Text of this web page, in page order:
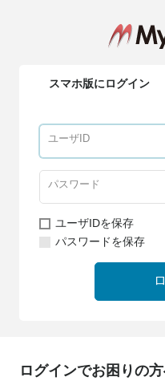
スマホ版にログイン
ユーザIDを保存
パスワードを保存
ログインでお困りの